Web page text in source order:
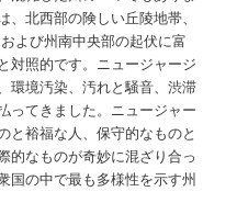
北西部の険しい丘陵地帯、
よび州南中央部の起伏に富
対照的です。ニュージャージ
環境汚染、汚れと騒音、渋滞
ってきました。ニュージャー
と裕福な人、保守的なものと
的なものが奇妙に混ざり合っ
国の中で最も多様性を示す州